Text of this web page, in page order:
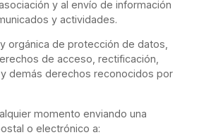
y al envío de información
y actividades.
orgánica de protección de datos,
de acceso, rectificación,
demás derechos reconocidos por
momento enviando una
o electrónico a: